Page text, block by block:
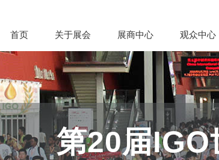
首页 关于展会 展商中心 观众中心
第20届IGO